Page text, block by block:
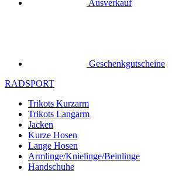
Trikots Langarm
Kurze Hosen
Armlinge/Knielinge/Beinlinge
Handschuhe